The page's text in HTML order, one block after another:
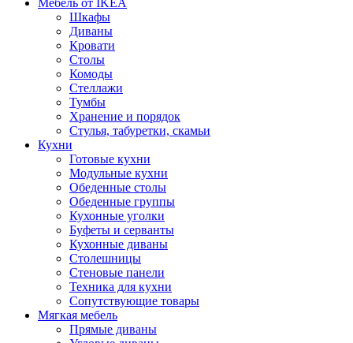
Мебель от IKEA
Шкафы
Диваны
Кровати
Столы
Комоды
Стеллажи
Тумбы
Хранение и порядок
Стулья, табуретки, скамьи
Кухни
Готовые кухни
Модульные кухни
Обеденные столы
Обеденные группы
Кухонные уголки
Буфеты и серванты
Кухонные диваны
Столешницы
Стеновые панели
Техника для кухни
Сопутствующие товары
Мягкая мебель
Прямые диваны